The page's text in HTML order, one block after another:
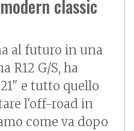
classic
al futuro in una
R12 G/S, ha
e tutto quello
l'off-road in
come va dopo